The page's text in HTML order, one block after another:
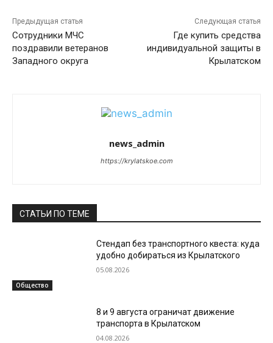
Предыдущая статья
Сотрудники МЧС
поздравили ветеранов
Западного округа
Следующая статья
Где купить средства
индивидуальной защиты в
Крылатском
news_admin
https://krylatskoe.com
СТАТЬИ ПО ТЕМЕ
Общество
Стендап без транспортного квеста: куда
удобно добираться из Крылатского
05.08.2026
8 и 9 августа ограничат движение
транспорта в Крылатском
04.08.2026